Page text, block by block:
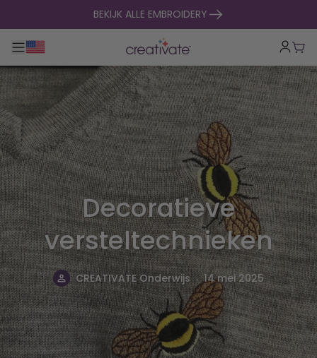
naar inhoud gaanBEKIJK ALLE EMBROIDERY
Toggle hoofdnavigatie
Decoratieve
versteltechnieken
CREATIVATE Onderwijs . 14 mei 2025